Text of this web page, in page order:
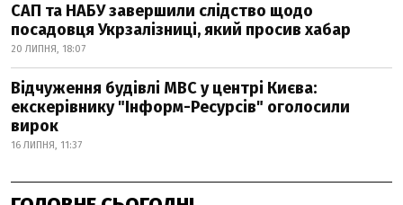
САП та НАБУ завершили слідство щодо
посадовця Укрзалізниці, який просив хабар
20 ЛИПНЯ, 18:07
Відчуження будівлі МВС у центрі Києва:
екскерівнику "Інформ-Ресурсів" оголосили
вирок
16 ЛИПНЯ, 11:37